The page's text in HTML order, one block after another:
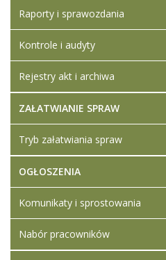
Raporty i sprawozdania
Kontrole i audyty
Rejestry akt i archiwa
ZAŁATWIANIE SPRAW
Tryb załatwiania spraw
OGŁOSZENIA
Komunikaty i sprostowania
Nabór pracowników